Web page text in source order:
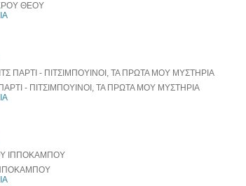
ΘΕΟΥ
- ΠΙΤΣΙΜΠΟΥΙΝΟΙ, ΤΑ ΠΡΩΤΑ ΜΟΥ ΜΥΣΤΗΡΙΑ